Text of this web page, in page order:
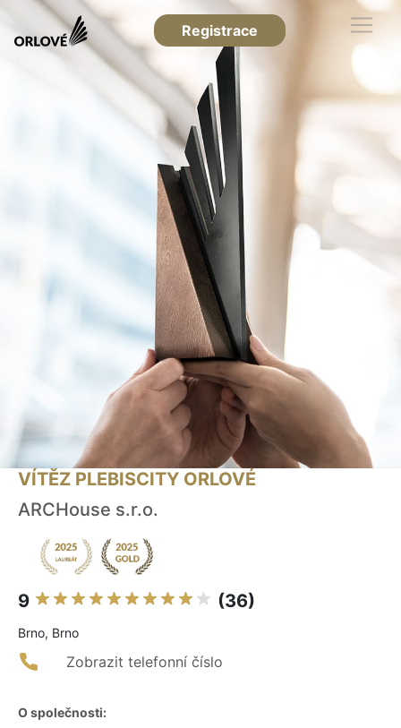
Registrace
VÍTĚZ PLEBISCITY ORLOVÉ
ARCHouse s.r.o.
9 (36)
Brno, Brno
Zobrazit telefonní číslo
O společnosti: